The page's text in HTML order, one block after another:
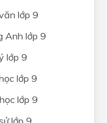
lớp 9
Anh lớp 9
lớp 9
lớp 9
lớp 9
lớp 9